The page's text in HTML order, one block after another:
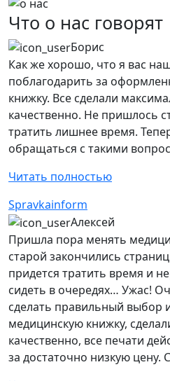
Что о нас говорят
Борис
Как же хорошо, что я вас
поблагодарить за
книжку. Все сделали
качественно. Не пришлось
тратить лишнее время.
обращаться с такими
Читать полностью
Spravkainform
Алексей
Пришла пора менять
старой закончились
придется тратить время и
сидеть в очередях… Ужас!
сделать правильный выбор
медицинскую книжку,
качественно, все печати
за достаточно низкую цену.